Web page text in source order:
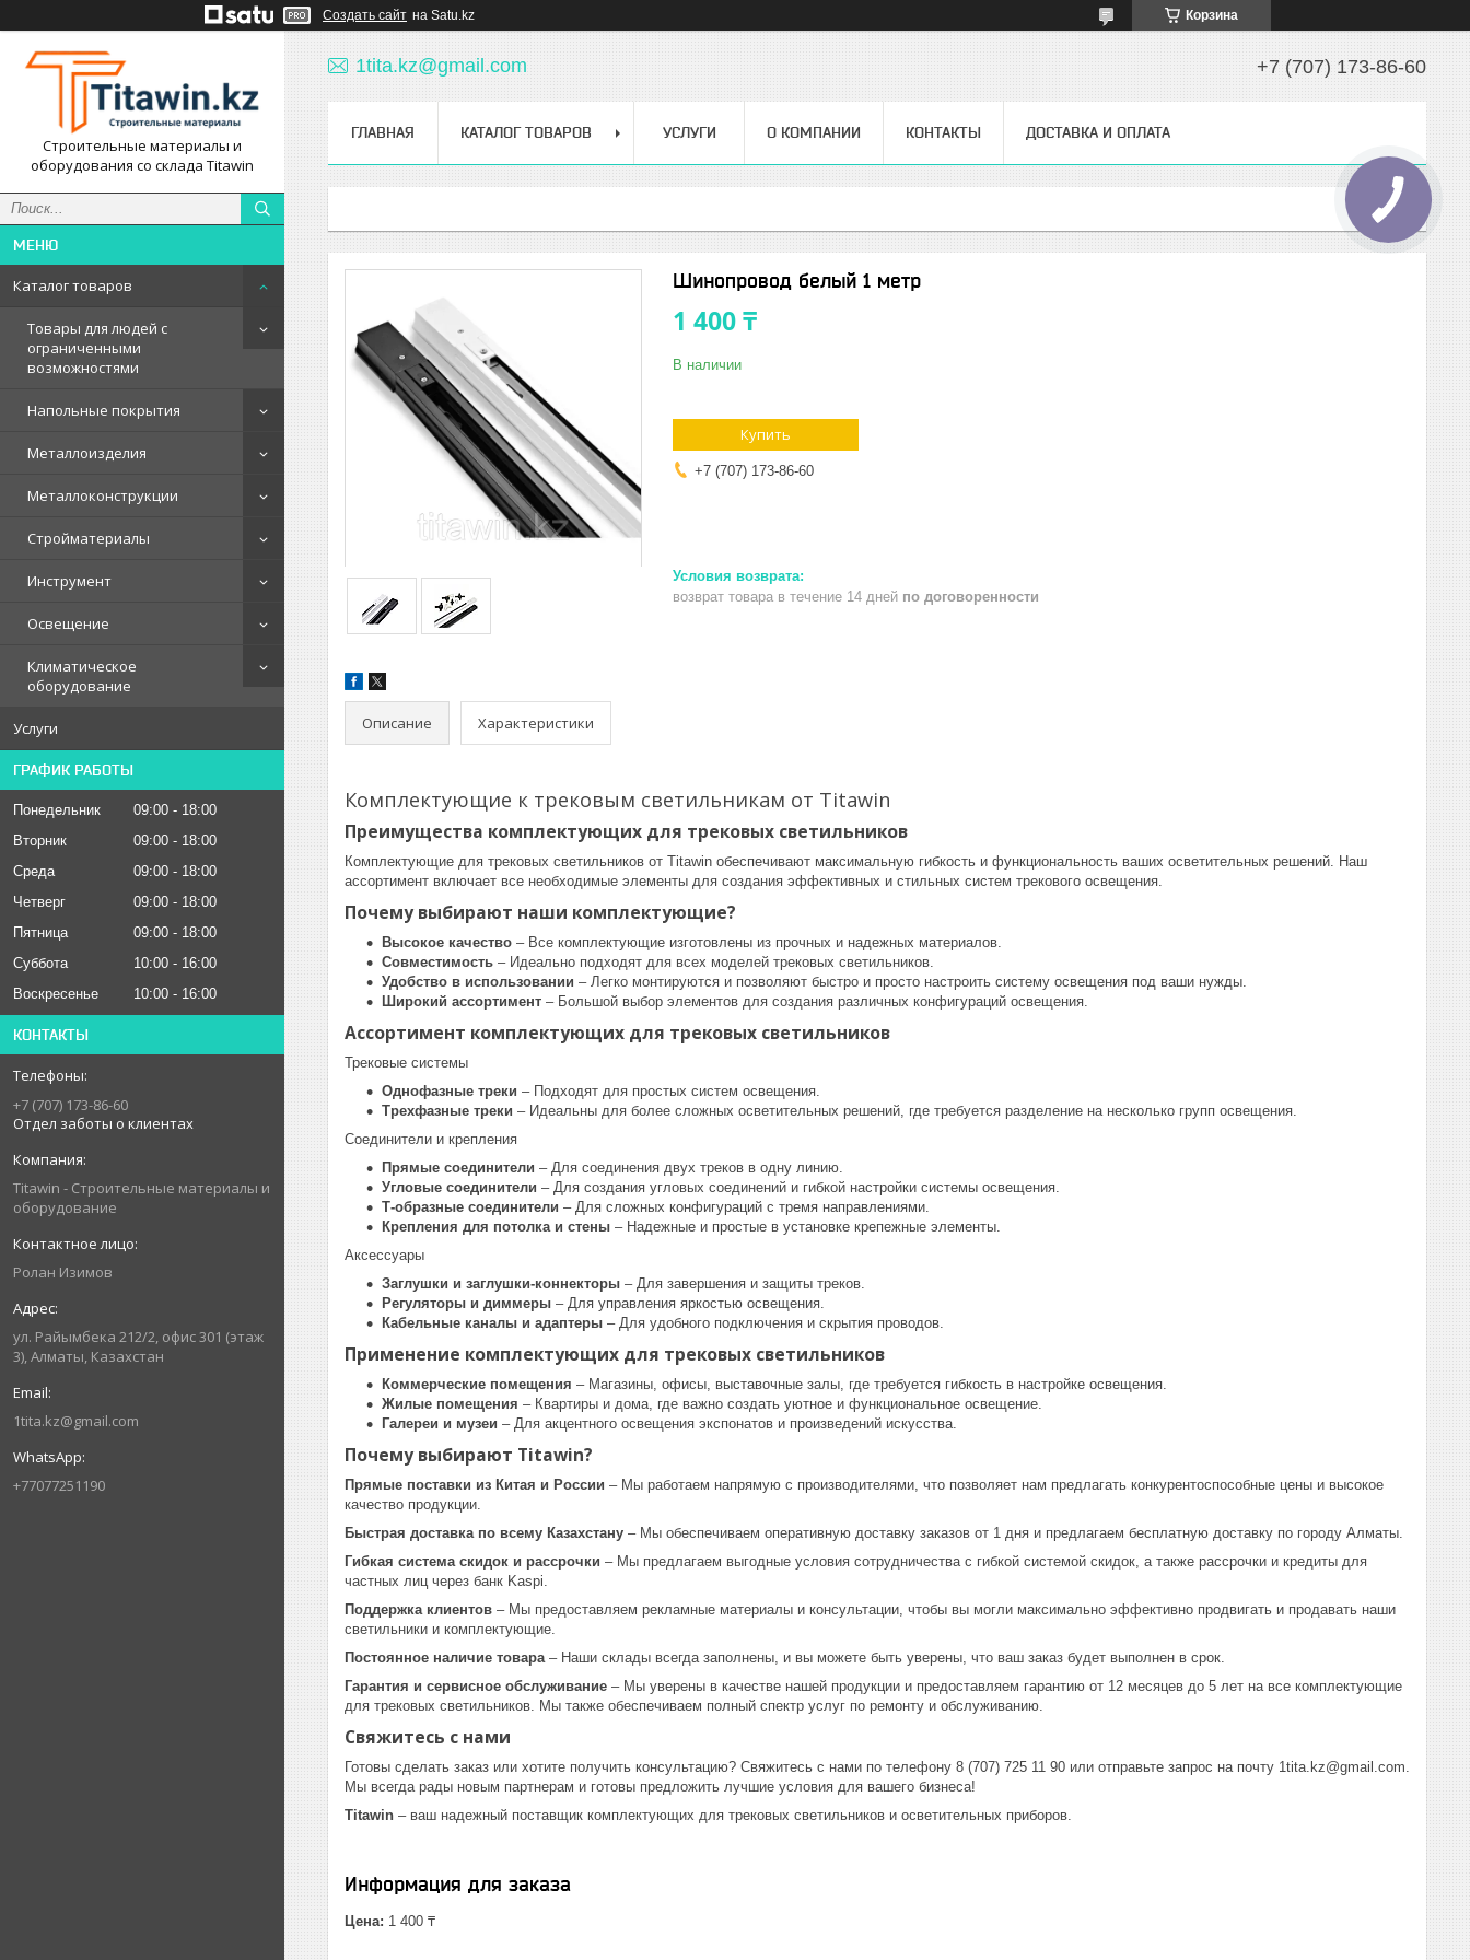
Создать сайт на Satu.kz Корзина
Строительные материалы и
оборудования со склада Titawin
Каталог товаров
Товары для людей с
ограниченными
возможностями
Напольные покрытия
Металлоизделия
Металлоконструкции
Стройматериалы
Инструмент
Освещение
Климатическое
оборудование
Услуги
ГРАФИК РАБОТЫ
Понедельник 09:00
18:00
Вторник
09:00
18:00
Среда
09:00
18:00
Четверг
09:00
18:00
Пятница
09:00
18:00
Суббота
10:00
16:00
Воскресенье
10:00 16:00
КОНТАКТЫ
+7 (707) 173-86-60
Отдел заботы о клиентах
Titawin - Строительные материалы и
оборудование
Ролан Изимов
ул. Райымбека 212/2, офис 301 (этаж
3), Алматы, Казахстан
1tita.kz@gmail.com
+77077251190
1tita.kz@gmail.com +7 (707) 173-86-60
ГЛАВНАЯ КАТАЛОГ ТОВАРОВ УСЛУГИ О КОМПАНИИ КОНТАКТЫ ДОСТАВКА И ОПЛАТА
Шинопровод белый 1 метр
1 400 ₸
В наличии
Купить
+7 (707) 173-86-60
возврат товара в течение 14 дней по договоренности
Описание Характеристики
Комплектующие к трековым светильникам от Titawin
Преимущества комплектующих для трековых светильников
Комплектующие для трековых светильников от Titawin обеспечивают максимальную гибкость и функциональность ваших осветительных решений. Наш
ассортимент включает все необходимые элементы для создания эффективных и стильных систем трекового освещения.
Почему выбирают наши комплектующие?
Высокое качество – Все комплектующие изготовлены из прочных и надежных материалов.
Совместимость – Идеально подходят для всех моделей трековых светильников.
Удобство в использовании – Легко монтируются и позволяют быстро и просто настроить систему освещения под ваши нужды.
Широкий ассортимент – Большой выбор элементов для создания различных конфигураций освещения.
Ассортимент комплектующих для трековых светильников
Трековые системы
Однофазные треки – Подходят для простых систем освещения.
Трехфазные треки – Идеальны для более сложных осветительных решений, где требуется разделение на несколько групп освещения.
Соединители и крепления
Прямые соединители – Для соединения двух треков в одну линию.
Угловые соединители – Для создания угловых соединений и гибкой настройки системы освещения.
Т-образные соединители – Для сложных конфигураций с тремя направлениями.
Крепления для потолка и стены – Надежные и простые в установке крепежные элементы.
Аксессуары
Заглушки и заглушки-коннекторы – Для завершения и защиты треков.
Регуляторы и диммеры – Для управления яркостью освещения.
Кабельные каналы и адаптеры – Для удобного подключения и скрытия проводов.
Применение комплектующих для трековых светильников
Коммерческие помещения – Магазины, офисы, выставочные залы, где требуется гибкость в настройке освещения.
Жилые помещения – Квартиры и дома, где важно создать уютное и функциональное освещение.
Галереи и музеи – Для акцентного освещения экспонатов и произведений искусства.
Почему выбирают Titawin?
Прямые поставки из Китая и России – Мы работаем напрямую с производителями, что позволяет нам предлагать конкурентоспособные цены и высокое
качество продукции.
Быстрая доставка по всему Казахстану – Мы обеспечиваем оперативную доставку заказов от 1 дня и предлагаем бесплатную доставку по городу Алматы.
Гибкая система скидок и рассрочки – Мы предлагаем выгодные условия сотрудничества с гибкой системой скидок, а также рассрочки и кредиты для
частных лиц через банк Kaspi.
Поддержка клиентов – Мы предоставляем рекламные материалы и консультации, чтобы вы могли максимально эффективно продвигать и продавать наши
светильники и комплектующие.
Постоянное наличие товара– Наши склады всегда заполнены, и вы можете быть уверены, что ваш заказ будет выполнен в срок.
Гарантия и сервисное обслуживание – Мы уверены в качестве нашей продукции и предоставляем гарантию от 12 месяцев до 5 лет на все комплектующие
для трековых светильников. Мы также обеспечиваем полный спектр услуг по ремонту и обслуживанию.
Свяжитесь с нами
Готовы сделать заказ или хотите получить консультацию? Свяжитесь с нами по телефону 8 (707) 725 11 90 или отправьте запрос на почту 1tita.kz@gmail.com.
Мы всегда рады новым партнерам и готовы предложить лучшие условия для вашего бизнеса!
Titawin – ваш надежный поставщик комплектующих для трековых светильников и осветительных приборов.
Информация для заказа
Цена: 1 400 ₸